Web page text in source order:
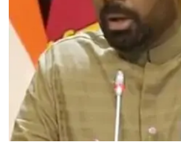
இந்தியா செய்திகள்
ஏ.ஐ. தாக்கு உச்சி மாநாட்டில் பங்கேற்க
இலங்கை ஜனாதிபதி இன்று இந்தியா
வருகை
February 17, 2026